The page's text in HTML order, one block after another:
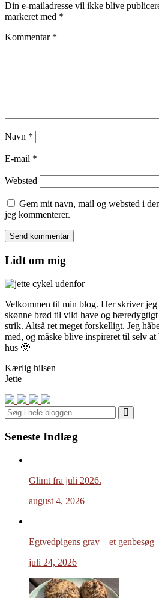
Din e-mailadresse vil ikke blive
markeret med *
Kommentar *
Navn *
E-mail *
Websted
Gem mit navn, mail og websted i
jeg kommenterer.
Lidt om mig
Velkommen til min blog. Her skriver
skønne brød til vild have og
strik. Altså ret meget forskelligt. Jeg
med, og måske blive inspireret til selv at
hus 🙂
Kærlig hilsen
Jette
Seneste Indlæg
Glimt fra juli 2026.
august 4, 2026
Egtvedpigens grav – et genbesøg
juli 24, 2026